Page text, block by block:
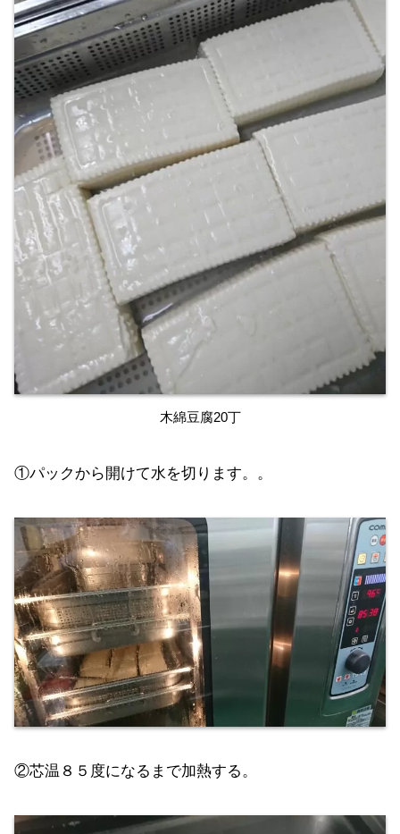
木綿豆腐20丁
①パックから開けて水を切ります。。
②芯温８５度になるまで加熱する。